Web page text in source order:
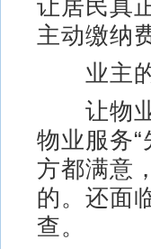
让居民真
主动缴纳
业主的
让物业
物业服务
方都满意
的。还面
查。